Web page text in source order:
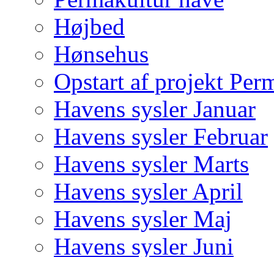
Højbed
Hønsehus
Opstart af projekt
Havens sysler Januar
Havens sysler Februar
Havens sysler Marts
Havens sysler April
Havens sysler Maj
Havens sysler Juni